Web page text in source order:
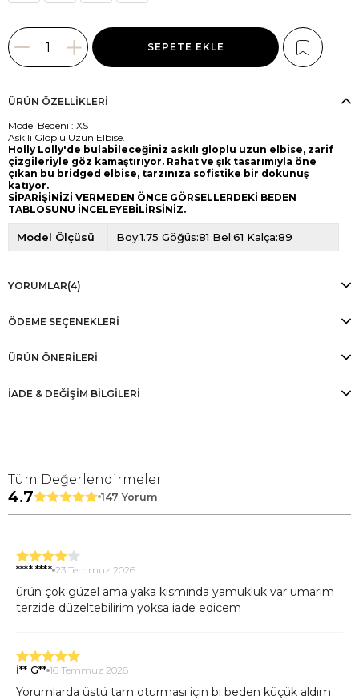
ÜRÜN ÖZELLIKLERI
Model Bedeni : XS
Askılı Gloplu Uzun Elbise.
Holly Lolly'de bulabileceğiniz askılı gloplu uzun elbise, zarif
çizgileriyle göz kamaştırıyor. Rahat ve şık tasarımıyla öne
çıkan bu bridged elbise, tarzınıza sofistike bir dokunuş
katıyor.
SİPARİŞİNİZİ VERMEDEN ÖNCE GÖRSELLERDEKİ BEDEN
TABLOSUNU İNCELEYEBİLİRSİNİZ.
Model Ölçüsü Boy:1.75 Göğüs:81 Bel:61 Kalça:89
YORUMLAR(4)
ÖDEME SEÇENEKLERI
ÜRÜN ÖNERILERI
İADE & DEĞİŞİM BİLGİLERİ
Tüm Değerlendirmeler
4.7 147 Yorum
**** **** 23 Temmuz 2026
ürün çok güzel ama yaka kısmında yamukluk var umarım
terzide düzeltebilirim yoksa iade edicem
İ** G** 16 Temmuz 2026
Yorumlarda üstü tam oturması için bi beden küçük aldım